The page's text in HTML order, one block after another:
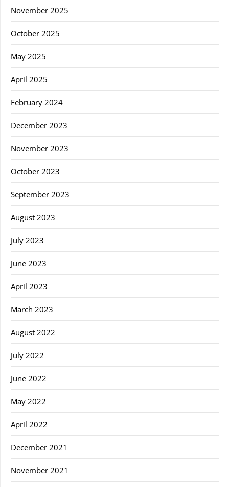
November 2025
October 2025
May 2025
April 2025
February 2024
December 2023
November 2023
October 2023
September 2023
August 2023
July 2023
June 2023
April 2023
March 2023
August 2022
July 2022
June 2022
May 2022
April 2022
December 2021
November 2021